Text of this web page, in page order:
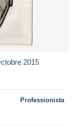
2015
Professionista